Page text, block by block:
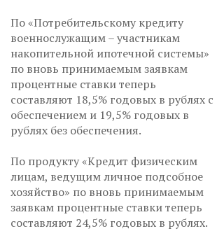
По «Потребительскому кредиту
военнослужащим – участникам
накопительной ипотечной системы»
по вновь принимаемым заявкам
процентные ставки теперь
составляют 18,5% годовых в рублях с
обеспечением и 19,5% годовых в
рублях без обеспечения.
По продукту «Кредит физическим
лицам, ведущим личное подсобное
хозяйство» по вновь принимаемым
заявкам процентные ставки теперь
составляют 24,5% годовых в рублях.